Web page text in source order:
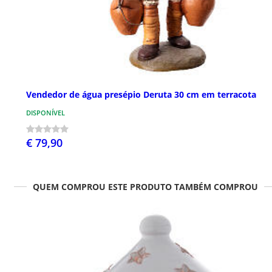
Vendedor de água presépio Deruta 30 cm em terracota
DISPONÍVEL
€ 79,90
QUEM COMPROU ESTE PRODUTO TAMBÉM COMPROU